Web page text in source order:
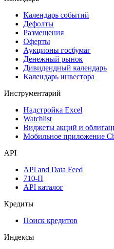
Календарь событий
Дефолты
Размещения
Оферты
Аукционы госбумаг
Денежный рынок
Дивидендный календарь
Календарь инвестора
Инструментарий
Надстройка Excel
Watchlist
Виджеты акций и
Мобильное приложение
API
API and Data Feed
710-П
API каталог
Кредиты
Поиск кредитов
Индексы